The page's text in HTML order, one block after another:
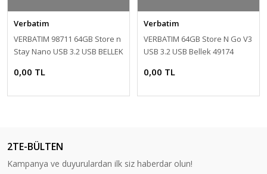
Verbatim
VERBATIM 98711 64GB Store n
Stay Nano USB 3.2 USB BELLEK
0,00 TL
Verbatim
VERBATIM 64GB Store N Go V3
USB 3.2 USB Bellek 49174
0,00 TL
2TE-BÜLTEN
Kampanya ve duyurulardan ilk siz haberdar olun!